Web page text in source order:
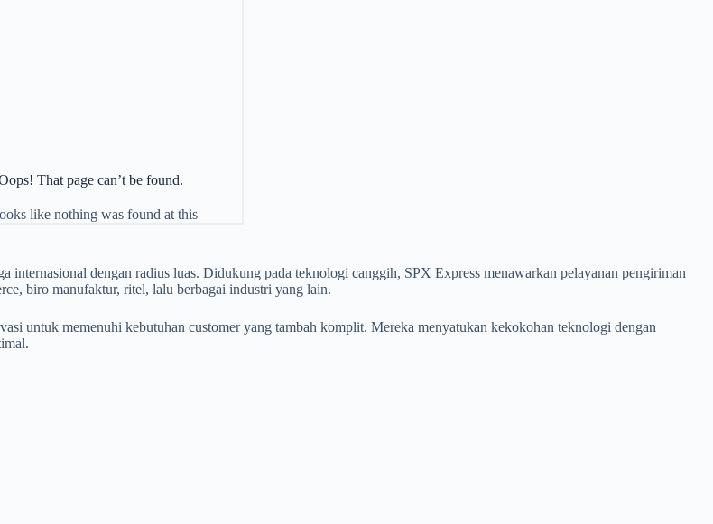
dengan radius luas. Didukung pada teknologi canggih, SPX Express menawarkan pelayanan pengiriman
biro manufaktur, ritel, lalu berbagai industri yang lain.
untuk memenuhi kebutuhan customer yang tambah komplit. Mereka menyatukan kekokohan teknologi dengan